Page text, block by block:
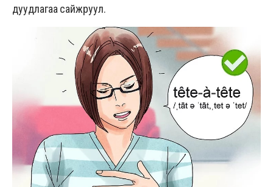
дуудлагаа сайжруул.